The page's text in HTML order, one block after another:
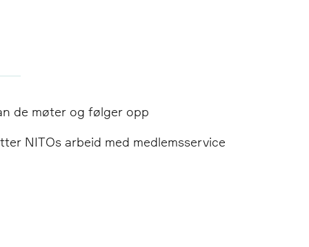
de møter og følger opp
NITOs arbeid med medlemsservice